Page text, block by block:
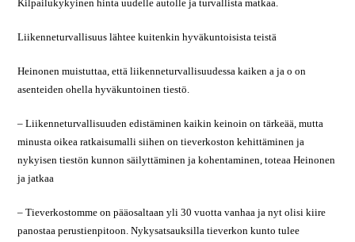
Kilpailukykyinen hinta uudelle autolle ja turvallista matkaa.
Liikenneturvallisuus lähtee kuitenkin hyväkuntoisista teistä
Heinonen muistuttaa, että liikenneturvallisuudessa kaiken a ja o on
asenteiden ohella hyväkuntoinen tiestö.
– Liikenneturvallisuuden edistäminen kaikin keinoin on tärkeää, mutta
minusta oikea ratkaisumalli siihen on tieverkoston kehittäminen ja
nykyisen tiestön kunnon säilyttäminen ja kohentaminen, toteaa Heinonen
ja jatkaa
– Tieverkostomme on pääosaltaan yli 30 vuotta vanhaa ja nyt olisi kiire
panostaa perustienpitoon. Nykysatsauksilla tieverkon kunto tulee